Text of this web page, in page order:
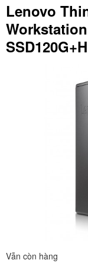
Lenovo
Vẫn còn hàng